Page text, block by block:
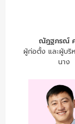
ณัฎฐภรณ์
ผู้ก่อตั้ง และผู้บริ
นาง